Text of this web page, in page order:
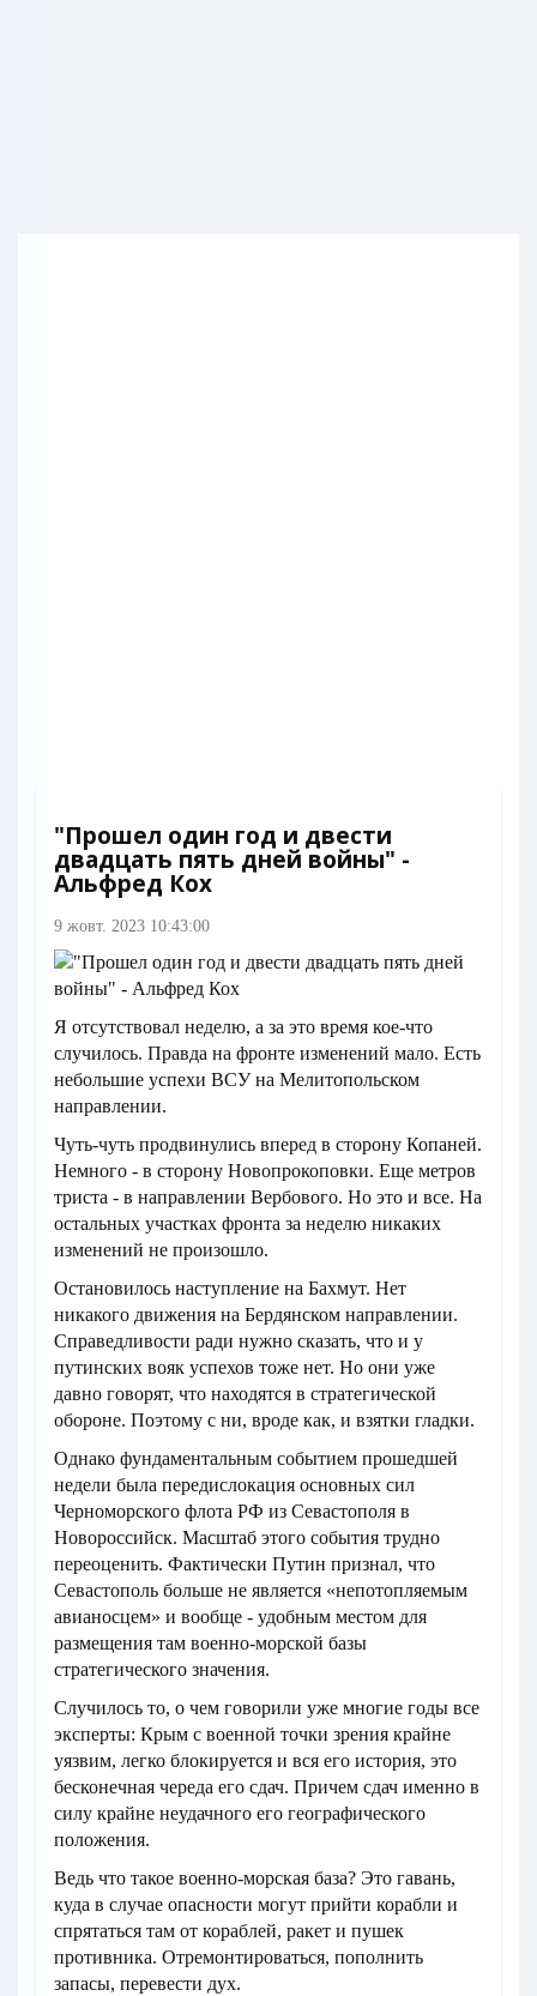
"Прошел один год и двести
двадцать пять дней войны" -
Альфред Кох
9 жовт. 2023 10:43:00
Я отсутствовал неделю, а за это время кое-что
случилось. Правда на фронте изменений мало. Есть
небольшие успехи ВСУ на Мелитопольском
направлении.
Чуть-чуть продвинулись вперед в сторону Копаней.
Немного - в сторону Новопрокоповки. Еще метров
триста - в направлении Вербового. Но это и все. На
остальных участках фронта за неделю никаких
изменений не произошло.
Остановилось наступление на Бахмут. Нет
никакого движения на Бердянском направлении.
Справедливости ради нужно сказать, что и у
путинских вояк успехов тоже нет. Но они уже
давно говорят, что находятся в стратегической
обороне. Поэтому с ни, вроде как, и взятки гладки.
Однако фундаментальным событием прошедшей
недели была передислокация основных сил
Черноморского флота РФ из Севастополя в
Новороссийск. Масштаб этого события трудно
переоценить. Фактически Путин признал, что
Севастополь больше не является «непотопляемым
авианосцем» и вообще - удобным местом для
размещения там военно-морской базы
стратегического значения.
Случилось то, о чем говорили уже многие годы все
эксперты: Крым с военной точки зрения крайне
уязвим, легко блокируется и вся его история, это
бесконечная череда его сдач. Причем сдач именно в
силу крайне неудачного его географического
положения.
Ведь что такое военно-морская база? Это гавань,
куда в случае опасности могут прийти корабли и
спрятаться там от кораблей, ракет и пушек
противника. Отремонтироваться, пополнить
запасы, перевести дух.